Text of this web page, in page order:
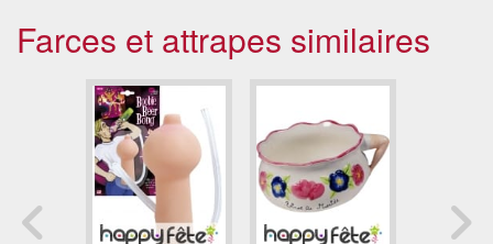
Farces et attrapes similaires